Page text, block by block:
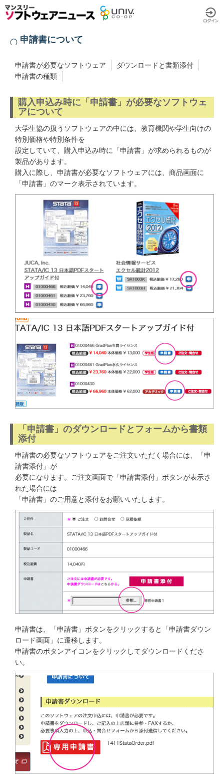
申請書について
申請書が必要なソフトウェア
ダウンロードと書類添付
申請書の種類
購入申込み時に「申請書」が必要なソフトウェ
アについて
大学生協の扱うソフトウェアの中には、教育機関や学生向けの
特別価格や特別条件を
設定していて、購入申込み時に「申請書」が求められるものが
製品があります。
購入に際し、申請書が必要なソフトウェアには、商品画面に
「申請書」のマーク表示されています。
「申請書」のダウンロードとフォームから書類
添付
申請書の必要なソフトウェアをご注文いただく場合には、「申
請書添付」が
必要になります。ご注文画面で「申請書添付」ボタンが表示さ
れた場合には
「申請書」のご用意と添付をお願いいたします。
申請書は、「申請書」ボタンをクリックすると「申請書ダウン
ロード画面」に遷移します。
申請書のボタンアイコンをクリックしてダウンロードくださ
い。